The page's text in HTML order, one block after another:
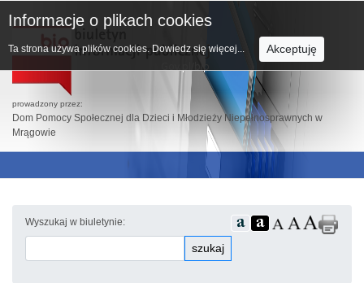
prowadzony przez:
Dom Pomocy Społecznej dla Dzieci i Młodzieży Niepełnosprawnych w
Mrągowie
Wyszukaj w biuletynie:
szukaj
Informacje o plikach cookies
Ta strona używa plików cookies. Dowiedz się więcej... Akceptuję